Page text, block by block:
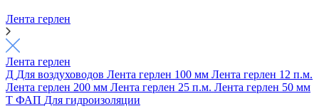
Лента герлен
Лента герлен
Д Для воздуховодов Лента герлен 100 мм Лента герлен 12 п.м.
Лента герлен 200 мм Лента герлен 25 п.м. Лента герлен 50 мм
Т ФАП Для гидроизоляции